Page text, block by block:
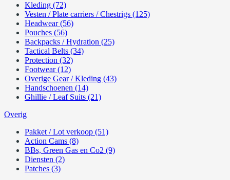
Kleding (72)
Vesten / Plate carriers / Chestrigs (125)
Headwear (56)
Pouches (56)
Backpacks / Hydration (25)
Tactical Belts (34)
Protection (32)
Footwear (12)
Overige Gear / Kleding (43)
Handschoenen (14)
Ghillie / Leaf Suits (21)
Overig
Pakket / Lot verkoop (51)
Action Cams (8)
BBs, Green Gas en Co2 (9)
Diensten (2)
Patches (3)